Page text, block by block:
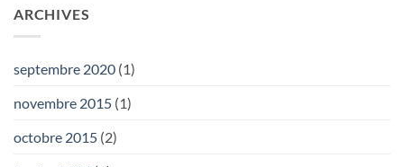
ARCHIVES
septembre 2020 (1)
novembre 2015 (1)
octobre 2015 (2)